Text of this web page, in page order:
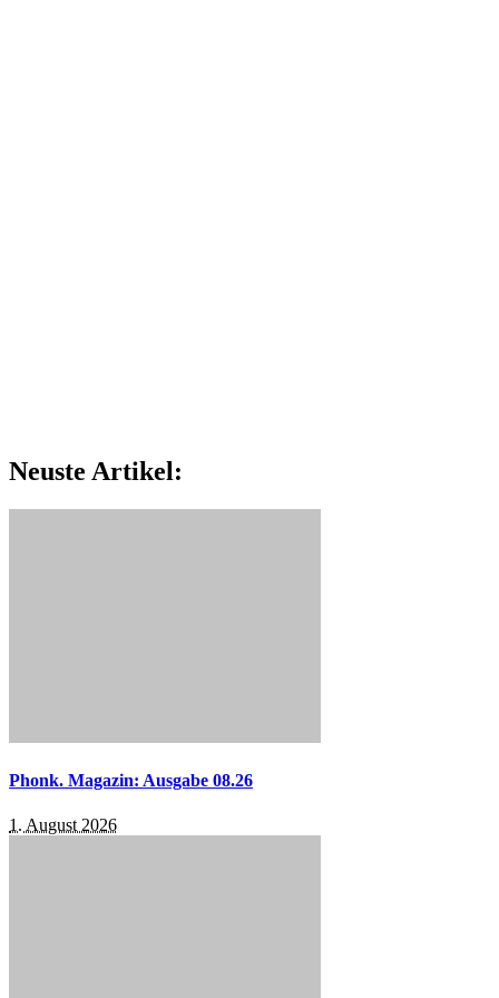
Neuste Artikel:
Phonk. Magazin: Ausgabe 08.26
1. August 2026